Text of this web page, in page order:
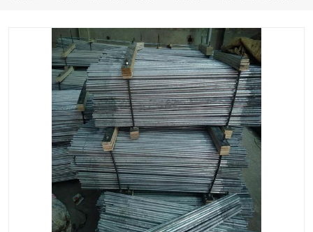
拉杆
悬挑梁拉杆
高强度